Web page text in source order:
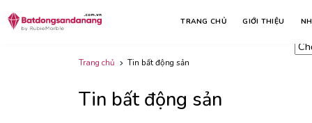
TRANG CHỦ GIỚI THIỆU
Nhà đất bán Nhà đất cho thuê
Trang chủ Tin bất động sản
Tin bất động sản